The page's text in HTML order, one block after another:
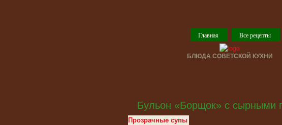
Главная Все рецепты
БЛЮДА СОВЕТСКОЙ КУХНИ
Бульон «Борщок» с сырными
Прозрачные супы